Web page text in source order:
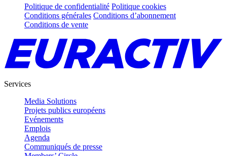
Politique de confidentialité Politique cookies
Conditions générales Conditions d’abonnement
Conditions de vente
Services
Media Solutions
Projets publics européens
Evénements
Emplois
Agenda
Communiqués de presse